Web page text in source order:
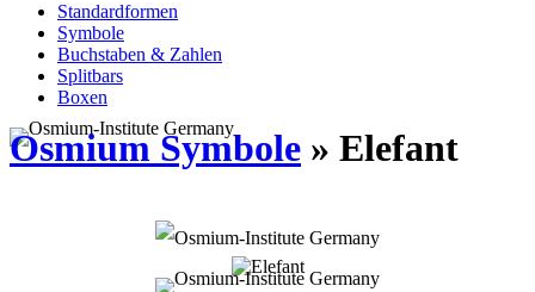
Standardformen
Symbole
Buchstaben & Zahlen
Splitbars
Boxen
Osmium Symbole » Elefant